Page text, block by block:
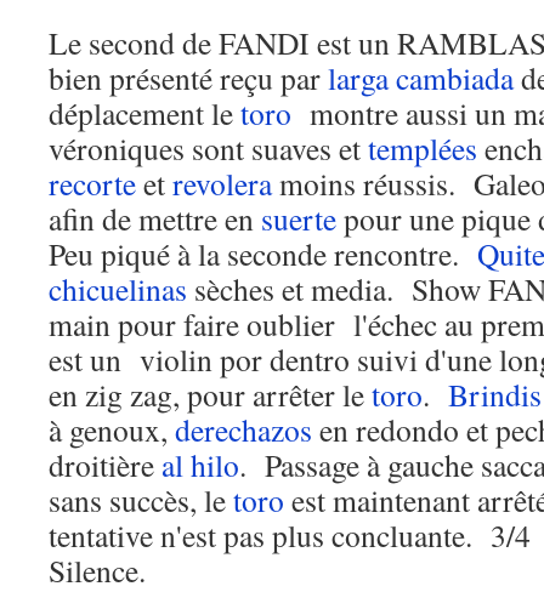
Le second de FANDI est un
bien présenté reçu parlarga cambiada
déplacement letoro montre aussi un
véroniques sont suaves ettemplées
recorteetrevoleramoins réussis.
afin de mettre en suertepour une pique
Peu piqué à la seconde rencontre. Quite
chicuelinas sèches et media. Show
main pour faire oublier l'échec au
est un violin por dentro suivi d'une
en zig zag, pour arrêter letoro. Brindis
à genoux, derechazos en redondo et
droitière al hilo. Passage à gauche
sans succès, letoro est maintenant
tentative n'est pas plus concluante. 3/
Silence.